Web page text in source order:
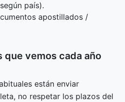
país).
apostillados /
vemos cada año
están enviar
no respetar los plazos del